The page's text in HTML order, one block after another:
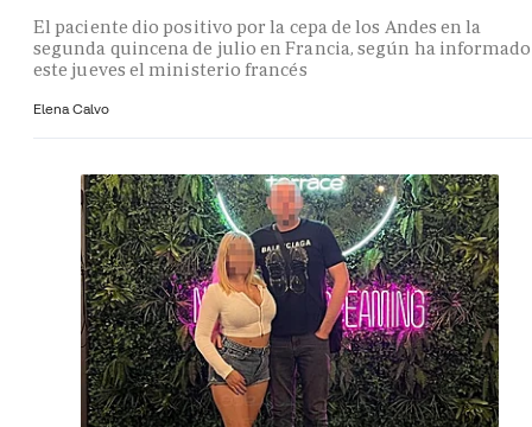
El paciente dio positivo por la cepa de los Andes en la
segunda quincena de julio en Francia, según ha informado
este jueves el ministerio francés
Elena Calvo